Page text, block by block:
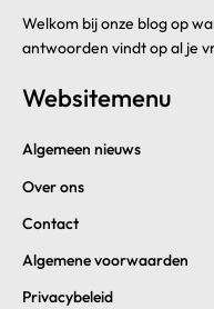
Welkom bij onze blog op
antwoorden vindt op al je
Websitemenu
Algemeen nieuws
Over ons
Contact
Algemene voorwaarden
Privacybeleid